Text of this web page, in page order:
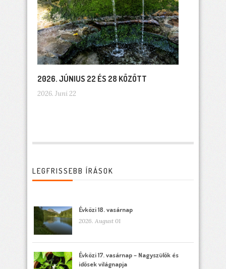
2026. JÚNIUS 22 ÉS 28 KÖZÖTT
2026. Juni 22
LEGFRISSEBB ÍRÁSOK
Évközi 18. vasárnap
2026. August 01
Évközi 17. vasárnap – Nagyszülők és
idősek világnapja